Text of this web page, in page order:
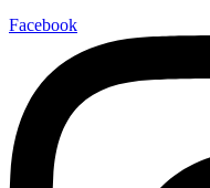
Facebook